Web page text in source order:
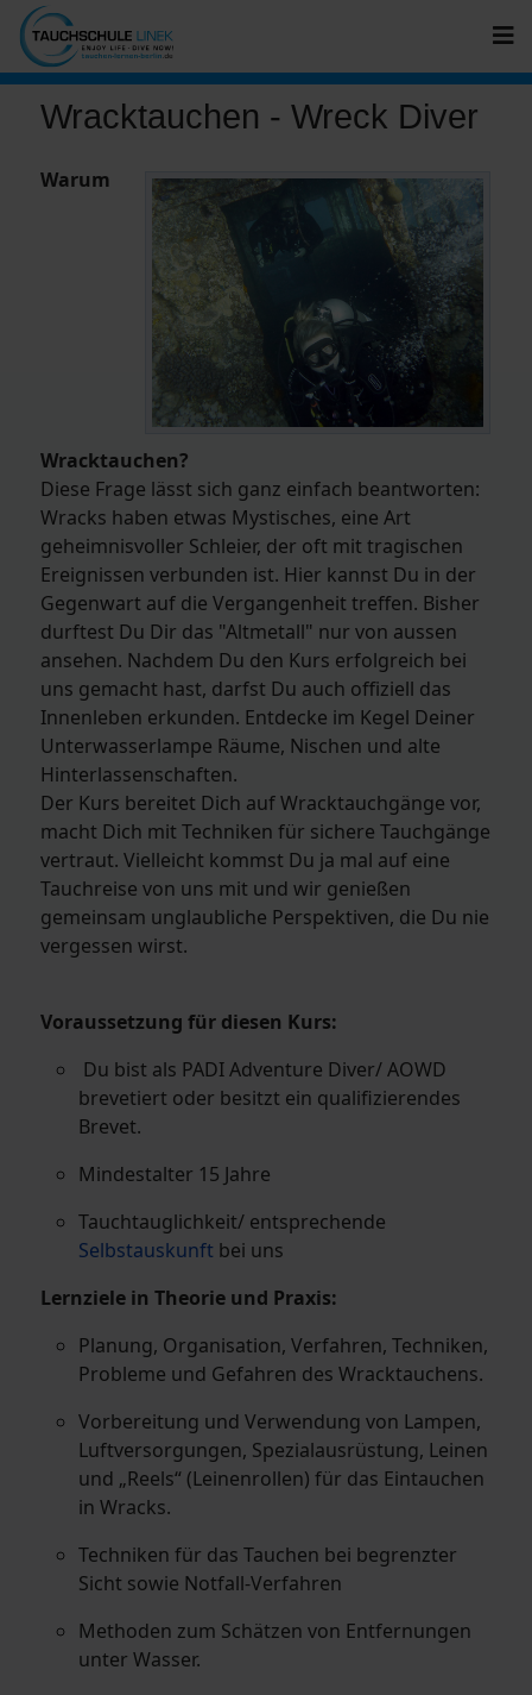
Wracktauchen - Wreck Diver
Warum
Wracktauchen?
Diese Frage lässt sich ganz einfach beantworten:
Wracks haben etwas Mystisches, eine Art
geheimnisvoller Schleier, der oft mit tragischen
Ereignissen verbunden ist. Hier kannst Du in der
Gegenwart auf die Vergangenheit treffen. Bisher
durftest Du Dir das "Altmetall" nur von aussen
ansehen. Nachdem Du den Kurs erfolgreich bei
uns gemacht hast, darfst Du auch offiziell das
Innenleben erkunden. Entdecke im Kegel Deiner
Unterwasserlampe Räume, Nischen und alte
Hinterlassenschaften.
Der Kurs bereitet Dich auf Wracktauchgänge vor,
macht Dich mit Techniken für sichere Tauchgänge
vertraut. Vielleicht kommst Du ja mal auf eine
Tauchreise von uns mit und wir genießen
gemeinsam unglaubliche Perspektiven, die Du nie
vergessen wirst.
Voraussetzung für diesen Kurs:
Du bist als PADI Adventure Diver/ AOWD
brevetiert oder besitzt ein qualifizierendes
Brevet.
Mindestalter 15 Jahre
Tauchtauglichkeit/ entsprechende
Selbstauskunft bei uns
Lernziele in Theorie und Praxis:
Planung, Organisation, Verfahren, Techniken,
Probleme und Gefahren des Wracktauchens.
Vorbereitung und Verwendung von Lampen,
Luftversorgungen, Spezialausrüstung, Leinen
und „Reels“ (Leinenrollen) für das Eintauchen
in Wracks.
Techniken für das Tauchen bei begrenzter
Sicht sowie Notfall-Verfahren
Methoden zum Schätzen von Entfernungen
unter Wasser.